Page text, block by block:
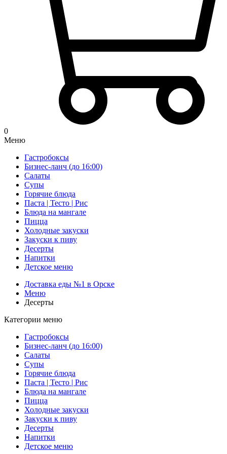
0
Меню
Гастробоксы
Бизнес-ланч (до 16:00)
Салаты
Супы
Горячие блюда
Паста | Тесто | Рис
Блюда на мангале
Пицца
Холодные закуски
Закуски к пиву
Десерты
Напитки
Детское меню
Доставка еды №1 в Орске
Меню
Десерты
Категории меню
Гастробоксы
Бизнес-ланч (до 16:00)
Салаты
Супы
Горячие блюда
Паста | Тесто | Рис
Блюда на мангале
Пицца
Холодные закуски
Закуски к пиву
Десерты
Напитки
Детское меню